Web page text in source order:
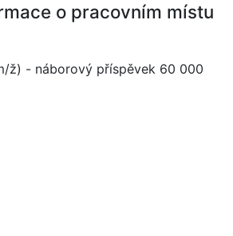
o pracovním místu
ž) - náborový příspěvek 60 000